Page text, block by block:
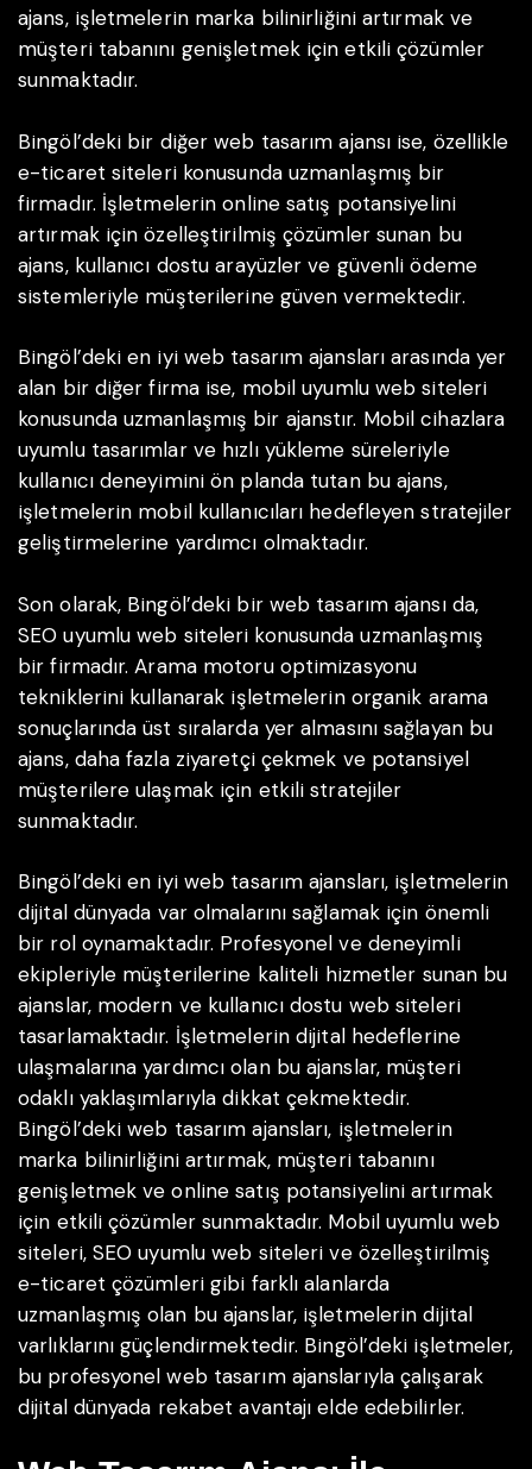
ajans, işletmelerin marka bilinirliğini artırmak ve
müşteri tabanını genişletmek için etkili çözümler
sunmaktadır.
Bingöl’deki bir diğer web tasarım ajansı ise, özellikle
e-ticaret siteleri konusunda uzmanlaşmış bir
firmadır. İşletmelerin online satış potansiyelini
artırmak için özelleştirilmiş çözümler sunan bu
ajans, kullanıcı dostu arayüzler ve güvenli ödeme
sistemleriyle müşterilerine güven vermektedir.
Bingöl’deki en iyi web tasarım ajansları arasında yer
alan bir diğer firma ise, mobil uyumlu web siteleri
konusunda uzmanlaşmış bir ajanstır. Mobil cihazlara
uyumlu tasarımlar ve hızlı yükleme süreleriyle
kullanıcı deneyimini ön planda tutan bu ajans,
işletmelerin mobil kullanıcıları hedefleyen stratejiler
geliştirmelerine yardımcı olmaktadır.
Son olarak, Bingöl’deki bir web tasarım ajansı da,
SEO uyumlu web siteleri konusunda uzmanlaşmış
bir firmadır. Arama motoru optimizasyonu
tekniklerini kullanarak işletmelerin organik arama
sonuçlarında üst sıralarda yer almasını sağlayan bu
ajans, daha fazla ziyaretçi çekmek ve potansiyel
müşterilere ulaşmak için etkili stratejiler
sunmaktadır.
Bingöl’deki en iyi web tasarım ajansları, işletmelerin
dijital dünyada var olmalarını sağlamak için önemli
bir rol oynamaktadır. Profesyonel ve deneyimli
ekipleriyle müşterilerine kaliteli hizmetler sunan bu
ajanslar, modern ve kullanıcı dostu web siteleri
tasarlamaktadır. İşletmelerin dijital hedeflerine
ulaşmalarına yardımcı olan bu ajanslar, müşteri
odaklı yaklaşımlarıyla dikkat çekmektedir.
Bingöl’deki web tasarım ajansları, işletmelerin
marka bilinirliğini artırmak, müşteri tabanını
genişletmek ve online satış potansiyelini artırmak
için etkili çözümler sunmaktadır. Mobil uyumlu web
siteleri, SEO uyumlu web siteleri ve özelleştirilmiş
e-ticaret çözümleri gibi farklı alanlarda
uzmanlaşmış olan bu ajanslar, işletmelerin dijital
varlıklarını güçlendirmektedir. Bingöl’deki işletmeler,
bu profesyonel web tasarım ajanslarıyla çalışarak
dijital dünyada rekabet avantajı elde edebilirler.